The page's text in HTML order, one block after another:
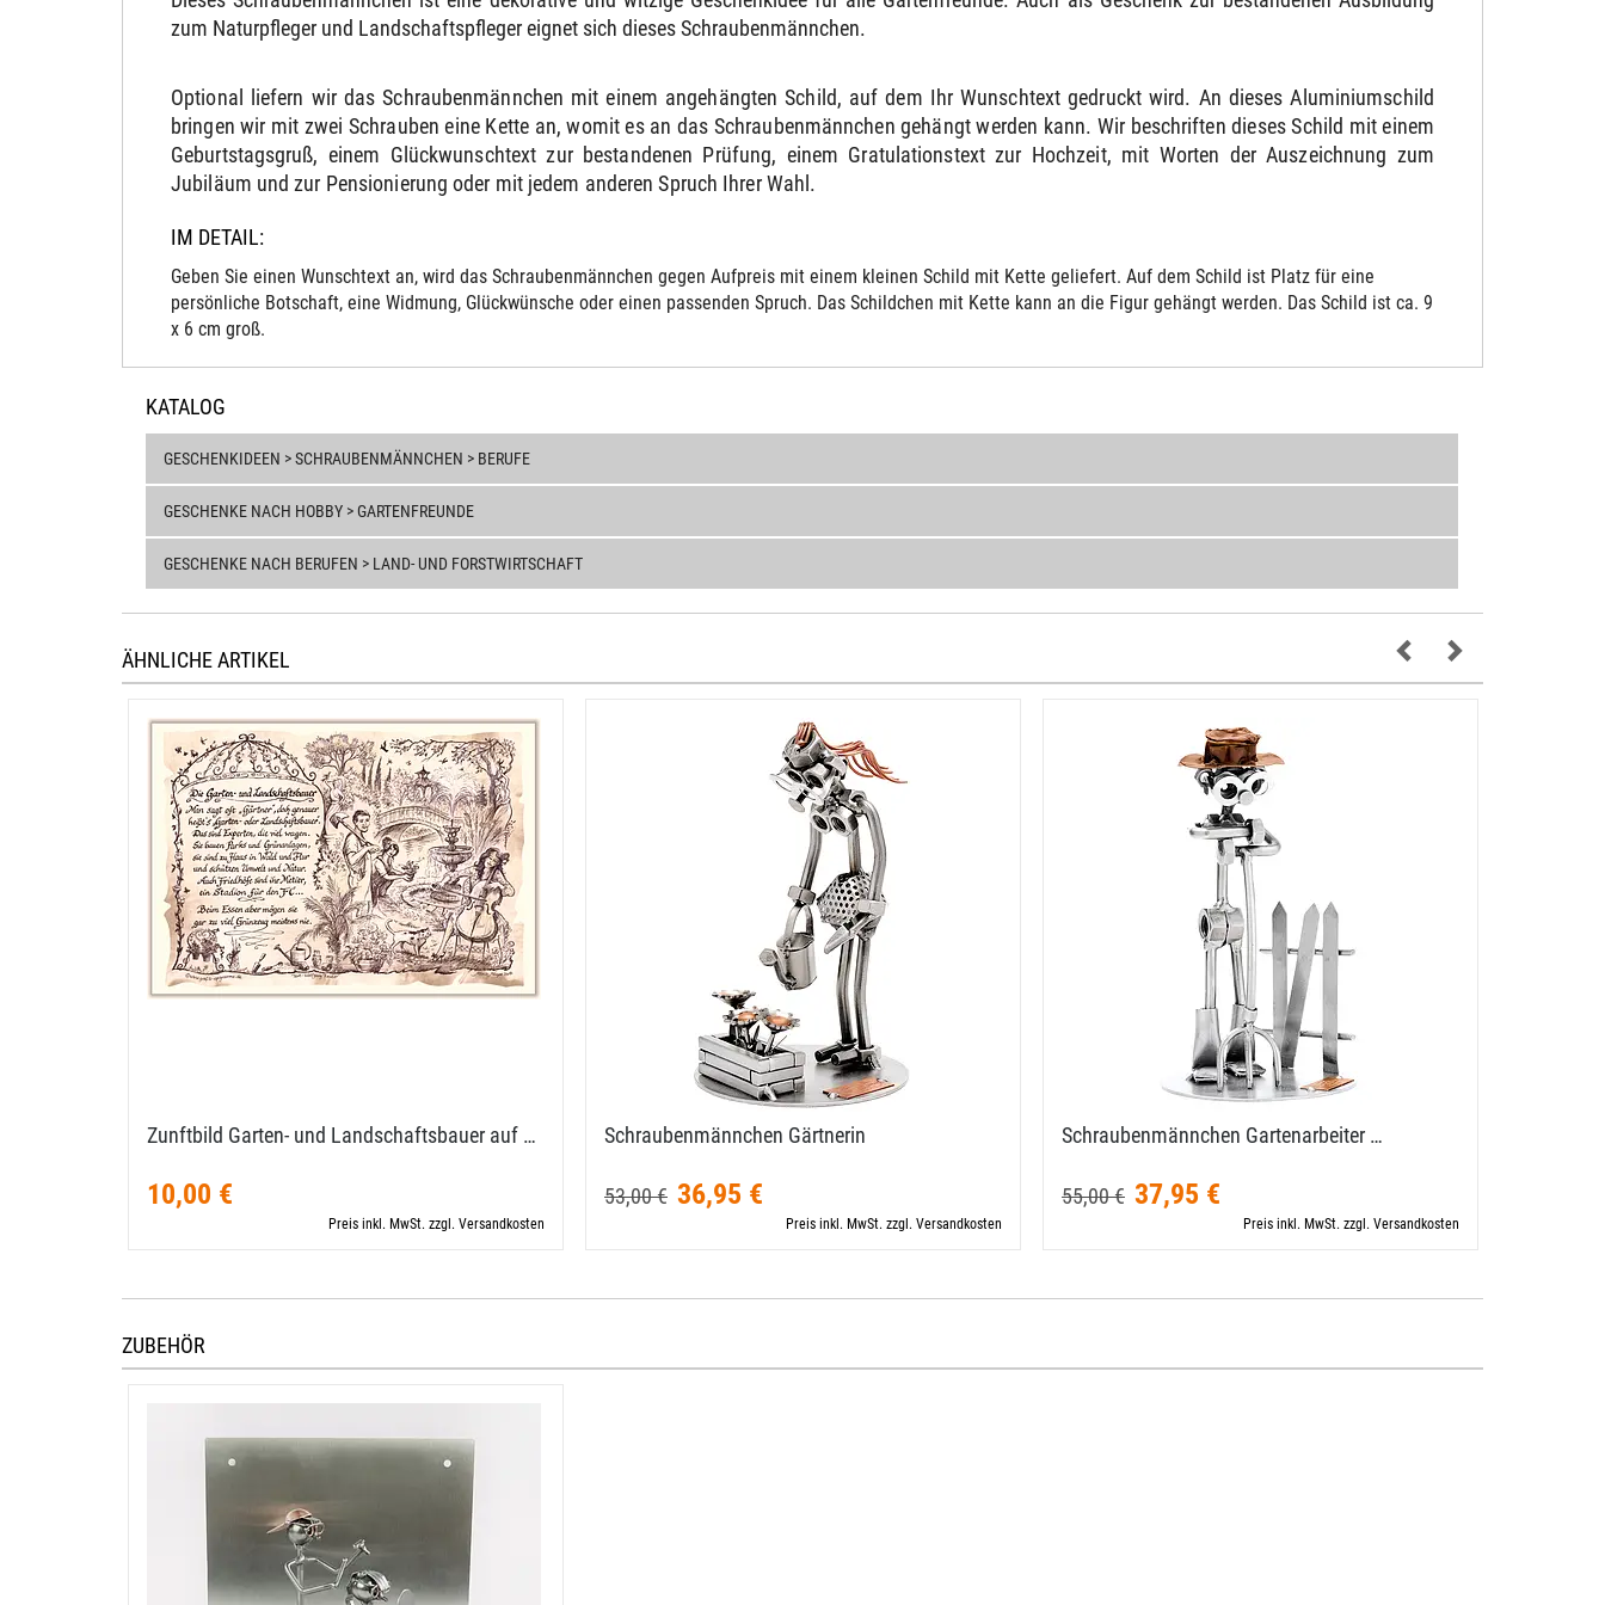
zum Naturpfleger und Landschaftspfleger eignet sich dieses Schraubenmännchen.
Optional liefern wir das Schraubenmännchen mit einem angehängten Schild, auf dem Ihr Wunschtext gedruckt wird. An dieses Aluminiumschild
bringen wir mit zwei Schrauben eine Kette an, womit es an das Schraubenmännchen gehängt werden kann. Wir beschriften dieses Schild mit einem
Geburtstagsgruß, einem Glückwunschtext zur bestandenen Prüfung, einem Gratulationstext zur Hochzeit, mit Worten der Auszeichnung zum
Jubiläum und zur Pensionierung oder mit jedem anderen Spruch Ihrer Wahl.
IM DETAIL:
Geben Sie einen Wunschtext an, wird das Schraubenmännchen gegen Aufpreis mit einem kleinen Schild mit Kette geliefert. Auf dem Schild ist Platz für eine
persönliche Botschaft, eine Widmung, Glückwünsche oder einen passenden Spruch. Das Schildchen mit Kette kann an die Figur gehängt werden. Das Schild ist ca. 9
x 6 cm groß.
KATALOG
GESCHENKIDEEN > SCHRAUBENMÄNNCHEN > BERUFE
GESCHENKE NACH HOBBY > GARTENFREUNDE
GESCHENKE NACH BERUFEN > LAND- UND FORSTWIRTSCHAFT
ÄHNLICHE ARTIKEL
Zunftbild Garten- und Landschaftsbauer auf …
10,00 €
Preis inkl. MwSt. zzgl. Versandkosten
Schraubenmännchen Gärtnerin
53,00 € 36,95 €
Preis inkl. MwSt. zzgl. Versandkosten
Schraubenmännchen Gartenarbeiter …
55,00 € 37,95 €
Preis inkl. MwSt. zzgl. Versandkosten
ZUBEHÖR